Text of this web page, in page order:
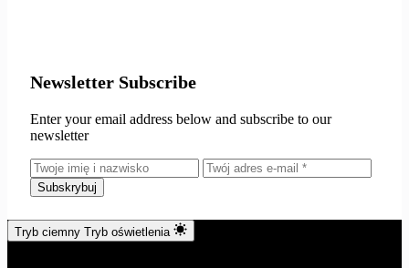
Newsletter Subscribe
Enter your email address below and subscribe to our
newsletter
Subskrybuj
Tryb ciemny Tryb oświetlenia